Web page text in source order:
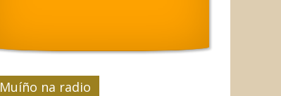
Muíño na radio